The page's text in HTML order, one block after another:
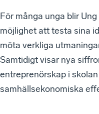
För många unga blir
möjlighet att testa sina
möta verkliga
Samtidigt visar nya
entreprenörskap i
samhällsekonomiska